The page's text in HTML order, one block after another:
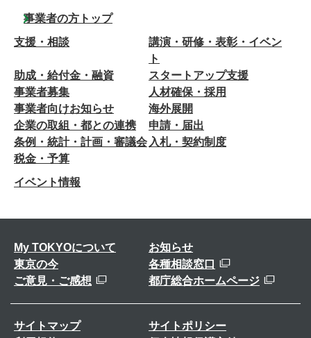
事業者の方トップ
支援・相談
講演・研修・表彰・イベン
ト
助成・給付金・融資
スタートアップ支援
事業者募集
人材確保・採用
事業者向けお知らせ
海外展開
企業の取組・都との連携
申請・届出
条例・統計・計画・審議会 入札・契約制度
税金・予算
イベント情報
My TOKYOについて
お知らせ
東京の今
各種相談窓口
ご意見・ご感想
都庁総合ホームページ
サイトマップ
サイトポリシー